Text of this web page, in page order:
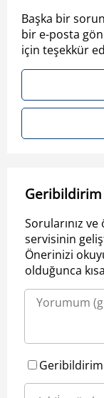
Başka bir
bir e-posta
için teşekkür
Geribildirim
Sorularınız
servisinin
Önerinizi
olduğunca